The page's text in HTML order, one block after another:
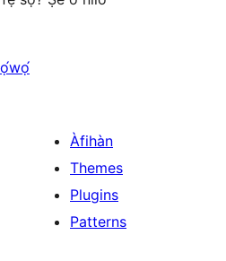
Àfihàn
Themes
Plugins
Patterns